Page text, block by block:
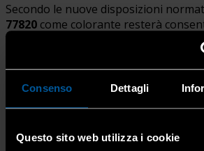
Consenso Dettagli
Questo sito web utilizza i cookie
Secondo le nuove disposizioni
77820 come colorante resterà
nei prodotti per labbra e negli
Al contrario, il suo impiego sarà
cosmetici, quali smalti per unghie,
e prodotti analoghi. Tali prodotti,
mantenuti in commercio .